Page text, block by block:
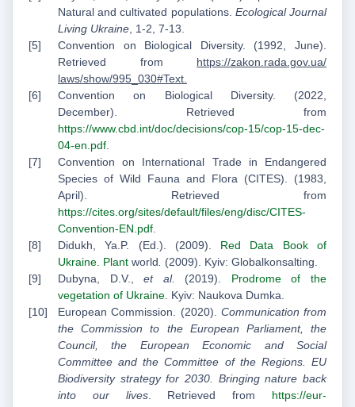
Natural and cultivated populations. Ecological Journal
Living Ukraine, 1-2, 7-13.
Convention on Biological Diversity. (1992, June).
Retrieved from https://zakon.rada.gov.ua/
laws/show/995_030#Text.
Convention on Biological Diversity. (2022,
December). Retrieved from
https://www.cbd.int/doc/decisions/cop-15/cop-15-dec-
04-en.pdf.
Convention on International Trade in Endangered
Species of Wild Fauna and Flora (CITES). (1983,
April). Retrieved from
https://cites.org/sites/default/files/eng/disc/CITES-
Convention-EN.pdf.
Didukh, Ya.P. (Ed.). (2009). Red Data Book of
Ukraine. Plant world. (2009). Kyiv: Globalkonsalting.
Dubyna, D.V.,et al. (2019). Prodrome of the
vegetation of Ukraine. Kyiv: Naukova Dumka.
European Commission. (2020). Communication from
the Commission to the European Parliament, the
Council, the European Economic and Social
Committee and the Committee of the Regions. EU
Biodiversity strategy for 2030. Bringing nature back
into our lives. Retrieved from https://eur-